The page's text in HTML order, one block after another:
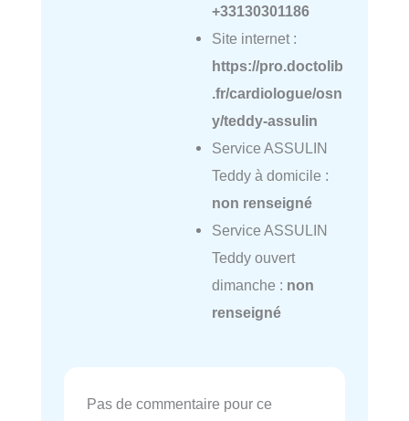
+33130301186
Site internet :
https://pro.doctolib
.fr/cardiologue/osn
y/teddy-assulin
Service ASSULIN
Teddy à domicile :
non renseigné
Service ASSULIN
Teddy ouvert
dimanche : non
renseigné
Pas de commentaire pour ce